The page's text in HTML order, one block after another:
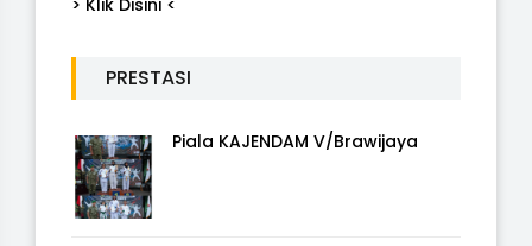
PRESTASI
Piala KAJENDAM V/Brawijaya